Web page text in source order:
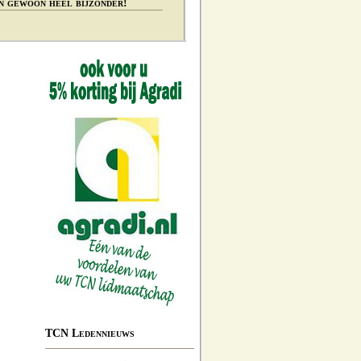
gewoon heel bijzonder!
TCN Ledennieuws